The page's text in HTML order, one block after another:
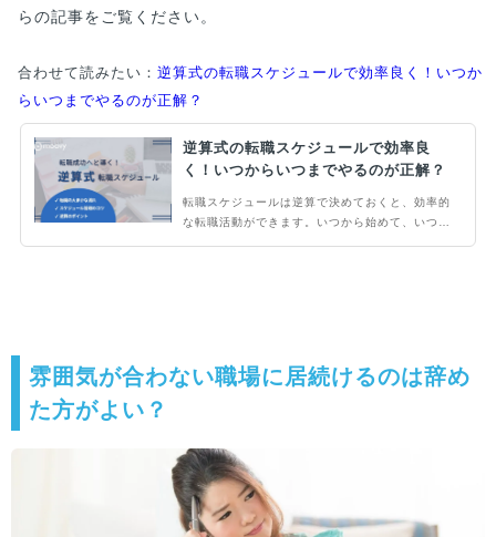
らの記事をご覧ください。
合わせて読みたい： 逆算式の転職スケジュールで効率良く！いつか
らいつまでやるのが正解？
逆算式の転職スケジュールで効率良
く！いつからいつまでやるのが正解？
転職スケジュールは逆算で決めておくと、効率的
な転職活動ができます。いつから始めて、いつま
雰囲気が合わない職場に居続けるのは辞め
た方がよい？